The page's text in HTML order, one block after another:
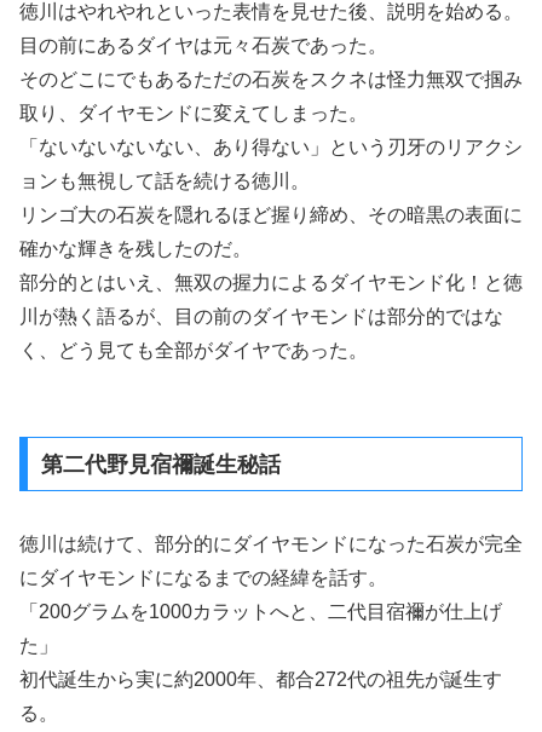
徳川はやれやれといった表情を見せた後、説明を始める。
目の前にあるダイヤは元々石炭であった。
そのどこにでもあるただの石炭をスクネは怪力無双で掴み
取り、ダイヤモンドに変えてしまった。
「ないないないない、あり得ない」という刃牙のリアクシ
ョンも無視して話を続ける徳川。
リンゴ大の石炭を隠れるほど握り締め、その暗黒の表面に
確かな輝きを残したのだ。
部分的とはいえ、無双の握力によるダイヤモンド化！と徳
川が熱く語るが、目の前のダイヤモンドは部分的ではな
く、どう見ても全部がダイヤであった。
第二代野見宿禰誕生秘話
徳川は続けて、部分的にダイヤモンドになった石炭が完全
にダイヤモンドになるまでの経緯を話す。
「200グラムを1000カラットへと、二代目宿禰が仕上げ
た」
初代誕生から実に約2000年、都合272代の祖先が誕生す
る。